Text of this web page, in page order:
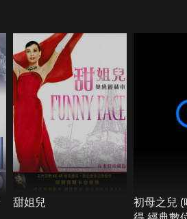
甜姐兒
初母之兒 (